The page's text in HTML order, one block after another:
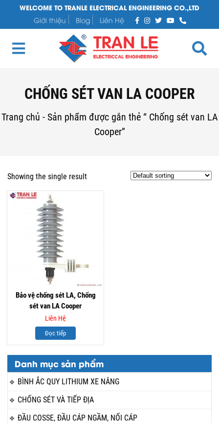
WELCOME TO TRANLE ELECTRICAL ENGINEERING CO.,LTD
Giới thiệu
Blog Liên Hệ
CHỐNG SÉT VAN LA COOPER
Trang chủ - Sản phẩm được gắn thẻ “ Chống sét van LA
Cooper”
Danh mục sản phẩm
BÌNH ẮC QUY LITHIUM XE NÂNG
CHỐNG SÉT VÀ TIẾP ĐỊA
ĐẦU COSSE, ĐẦU CÁP NGẦM, NỐI CÁP
Showing the single result
Bảo vệ chống sét LA, Chống
sét van LA Cooper
Liên Hệ
Đọc tiếp